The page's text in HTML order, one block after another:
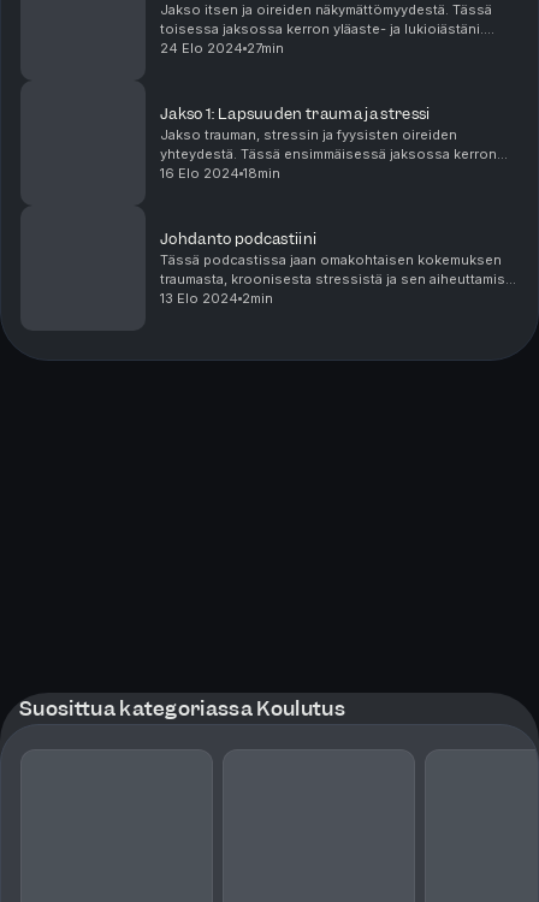
Jakso itsen ja oireiden näkymättömyydestä. Tässä
toisessa jaksossa kerron yläaste- ja lukioiästäni.
Kerron näkymättömyyden kokemuksestani ja siitä
24 Elo 2024 27min
Jakso 1: Lapsuuden trauma ja stressi
Jakso trauman, stressin ja fyysisten oireiden
yhteydestä. Tässä ensimmäisessä jaksossa kerron
lapsuudestani, kokemastani traumasta ja siitä kuinka
16 Elo 2024 18min
Johdanto podcastiini
Tässä podcastissa jaan omakohtaisen kokemuksen
traumasta, kroonisesta stressistä ja sen aiheuttamista
fyysisistä ja psyykkisistä oireista. Johdantojaksossa
13 Elo 2024 2min
Suosittua kategoriassa Koulutus